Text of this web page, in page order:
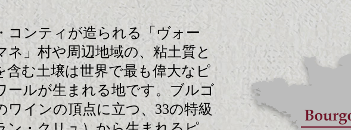
コンティが造られる「ヴォー
ネ」村や周辺地域の、粘土質と
含む土壌は世界で最も偉大なピ
ールが生まれる地です。ブルゴ
ワインの頂点に立つ、33の特級